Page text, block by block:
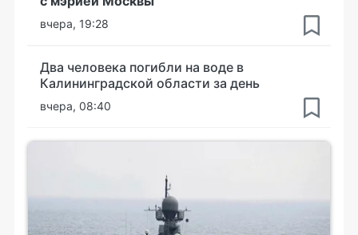
вчера, 19:28
Два человека погибли на воде в
Калининградской области за день
вчера, 08:40